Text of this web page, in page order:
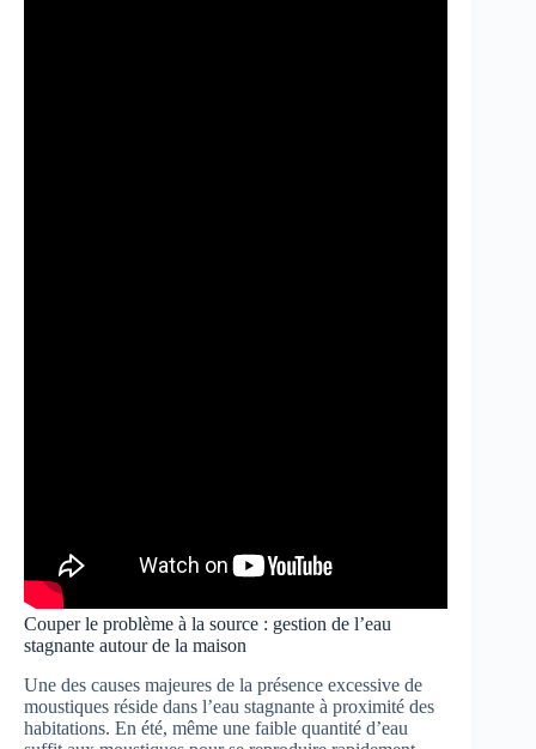
Couper le problème à la source : gestion de l’eau
stagnante autour de la maison
Une des causes majeures de la présence excessive de
moustiques réside dans l’eau stagnante à proximité des
habitations. En été, même une faible quantité d’eau